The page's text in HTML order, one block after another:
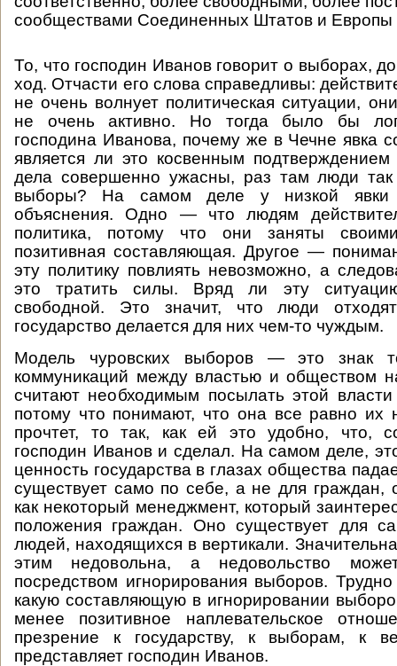
сообществами Соединенных Штатов и Европы
То, что господин Иванов говорит о выборах,
ход. Отчасти его слова справедливы:
не очень волнует политическая ситуации,
не очень активно. Но тогда было бы
господина Иванова, почему же в Чечне явка
является ли это косвенным
дела совершенно ужасны, раз там люди так
выборы? На самом деле у низкой явки
объяснения. Одно — что людям
политика, потому что они заняты
позитивная составляющая. Другое —
эту политику повлиять невозможно, а
это тратить силы. Вряд ли эту
свободной. Это значит, что люди
государство делается для них чем-то чуждым.
Модель чуровских выборов — это знак
коммуникаций между властью и обществом
считают необходимым посылать этой власти
потому что понимают, что она все равно их
прочтет, то так, как ей это удобно, что,
господин Иванов и сделал. На самом деле,
ценность государства в глазах общества
существует само по себе, а не для граждан,
как некоторый менеджмент, который
положения граждан. Оно существует для
людей, находящихся в вертикали.
этим недовольна, а недовольство
посредством игнорирования выборов.
какую составляющую в игнорировании
менее позитивное наплевательское
презрение к государству, к выборам, к
представляет господин Иванов.